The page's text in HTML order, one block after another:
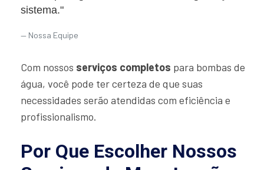
sistema."
Nossa Equipe
Com nossos serviços completos para bombas de
água, você pode ter certeza de que suas
necessidades serão atendidas com eficiência e
profissionalismo.
Por Que Escolher Nossos